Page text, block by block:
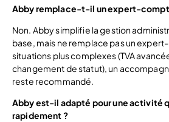
Abby remplace-t-il un expert-
Non. Abby simplifie la gestion
base, mais ne remplace pas un
situations plus complexes (TVA
changement de statut), un
reste recommandé.
Abby est-il adapté pour une activité
rapidement ?